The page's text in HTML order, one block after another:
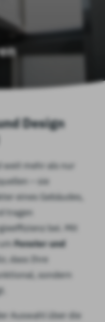
Design
weit mehr als nur
– sie
eines Gebäudes,
tragen
bei. Mit
Fenster und
dass Ihre
sondern
Auswahl über die